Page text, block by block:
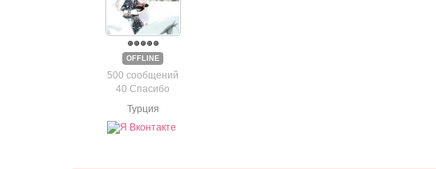
OFFLINE
500 сообщений
40 Спасибо
Турция